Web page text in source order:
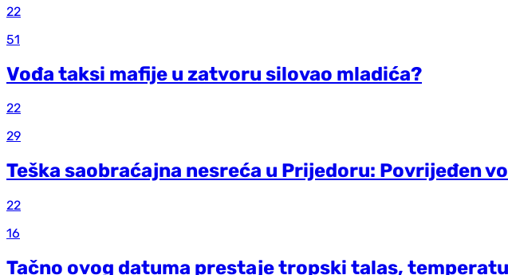
22
51
Vođa taksi mafije u zatvoru silovao mladića?
22
29
Teška saobraćajna nesreća u Prijedoru: Povrijeđen
22
16
Tačno ovog datuma prestaje tropski talas,